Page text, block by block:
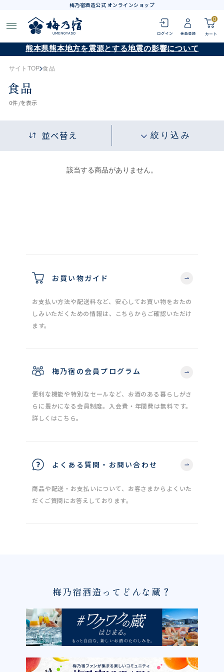
梅乃宿酒造公式 オンラインショップ
0
熊本県熊本地方を震源とする地震の影響について
サイトTOP 食品
食品
0件 /を表示
並べ替え 絞り込み
該当する商品がありません。
お買い物ガイド
お支払い方法や配送料など、安心してお買い物をおたの
しみいただくための情報は、こちらからご確認いただけ
ます。
梅乃宿の会員プログラム
便利な機能や特別なセールなど、お酒のある暮らしがさ
らに豊かになる会員制度。入会費・年間費は無料です。
詳しくはこちら。
よくある質問・お問い合わせ
商品や配送・お支払いについて、お客さまからよくいた
だくご質問にお答えしております。
梅乃宿酒造ってどんな蔵？